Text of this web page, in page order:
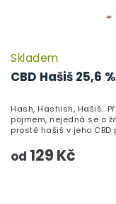
CBD Hašiš 25,6
Skladem
od 129 Kč
Hash, Hashish, Hašiš..
pojmem, nejedná se o
prostě hašiš v jeho CBD